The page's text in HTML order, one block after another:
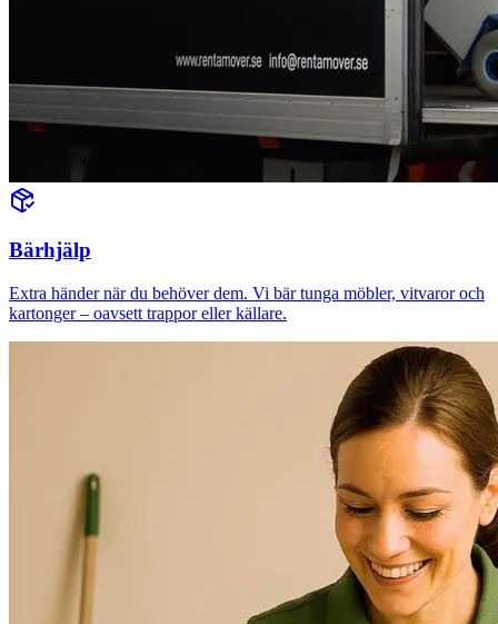
Bärhjälp
Extra händer när du behöver dem. Vi bär tunga möbler, vitvaror och
kartonger – oavsett trappor eller källare.